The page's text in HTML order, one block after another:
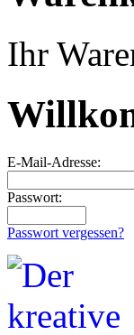
Ihr
E-Mail-Adresse:
Passwort:
Passwort vergessen?